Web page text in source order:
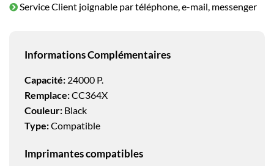
Service Client joignable par téléphone, e-mail, messenger
Informations Complémentaires
Capacité: 24000 P.
Remplace:CC364X
Couleur: Black
Type:Compatible
Imprimantes compatibles